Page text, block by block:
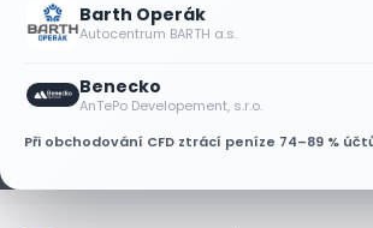
Barth Operák
Autocentrum BARTH a.s.
Benecko
AnTePo Developement, s.r.o.
Při obchodování CFD ztrácí peníze 74–89 %
Tesla míří na obrovský trh
samořiditelných aut.
7 SRPNA, 2026